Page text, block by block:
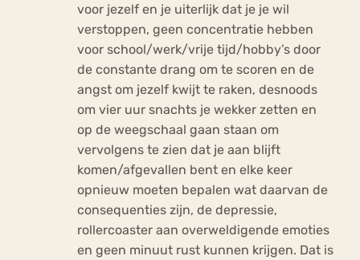
voor jezelf en je uiterlijk dat je je wil
verstoppen, geen concentratie hebben
voor school/werk/vrije tijd/hobby’s door
de constante drang om te scoren en de
angst om jezelf kwijt te raken, desnoods
om vier uur snachts je wekker zetten en
op de weegschaal gaan staan om
vervolgens te zien dat je aan blijft
komen/afgevallen bent en elke keer
opnieuw moeten bepalen wat daarvan de
consequenties zijn, de depressie,
rollercoaster aan overweldigende emoties
en geen minuut rust kunnen krijgen. Dat is